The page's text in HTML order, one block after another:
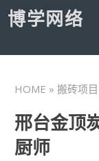
博学网络
HOME » 搬砖项目
邢台金顶
厨师